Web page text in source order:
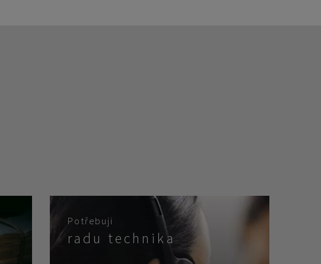
Potřebuji
radu technika